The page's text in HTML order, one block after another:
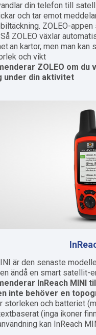
din telefon till
och tar emot
ZOLEO-
ZOLEO växlar
kartor, men man
och vikt.
ZOLEO om du
under din aktivitet.
är den senaste
ändå en smart satellit-
InReach MINI
inte behöver en
storleken och batteriet
(inga ikoner
kan InReach